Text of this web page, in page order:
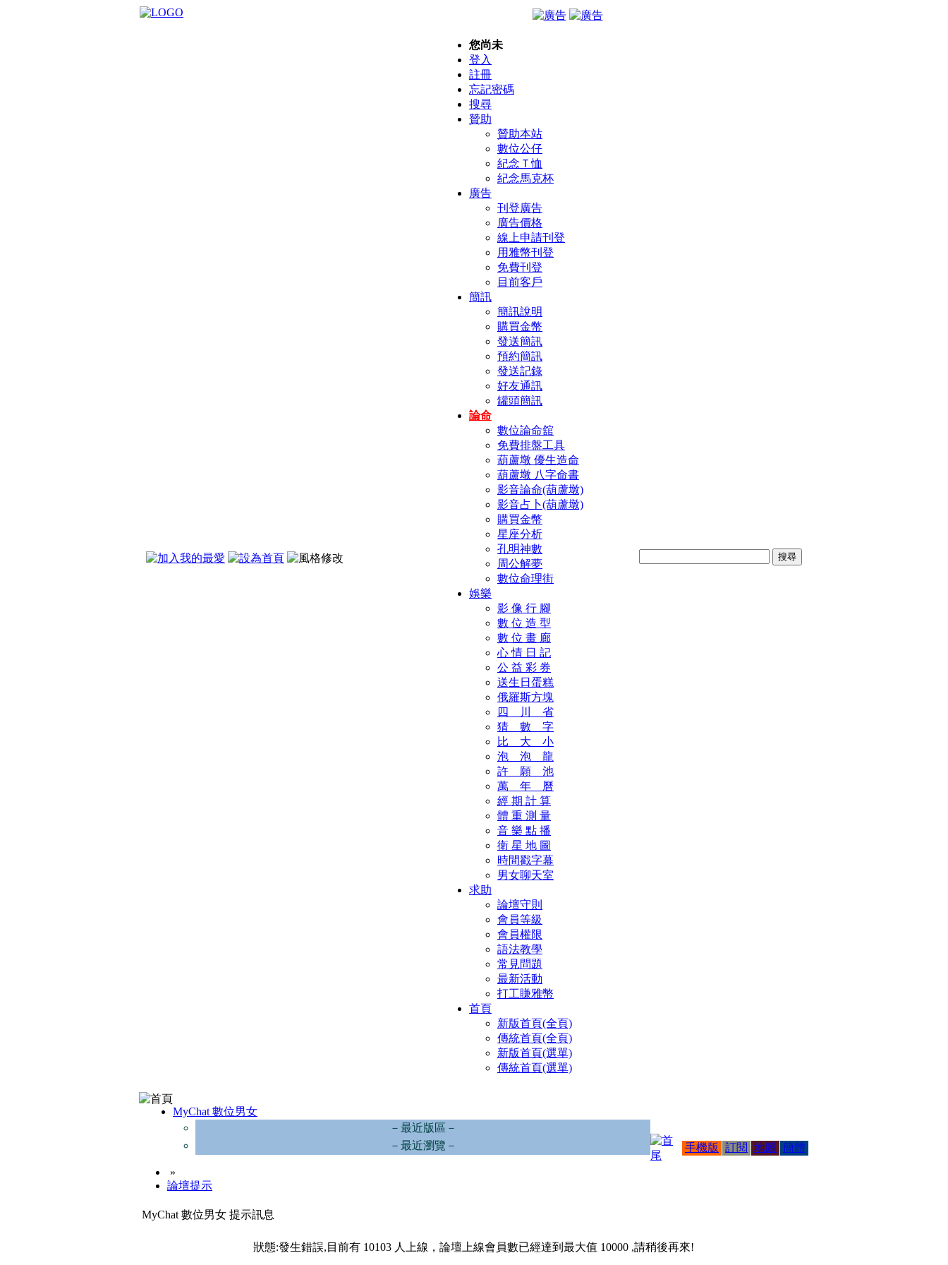
您尚未
登入
註冊
忘記密碼
搜尋
贊助
贊助本站
數位公仔
紀念Ｔ恤
紀念馬克杯
廣告
刊登廣告
廣告價格
線上申請刊登
用雅幣刊登
免費刊登
目前客戶
簡訊
簡訊說明
購買金幣
發送簡訊
預約簡訊
發送記錄
好友通訊
罐頭簡訊
論命
數位論命舘
免費排盤工具
葫蘆墩 優生造命
葫蘆墩 八字命書
影音論命(葫蘆墩)
影音占卜(葫蘆墩)
購買金幣
星座分析
孔明神數
周公解夢
數位命理街
娛樂
影 像 行 腳
數 位 造 型
數 位 畫 廊
心 情 日 記
公 益 彩 券
送生日蛋糕
俄羅斯方塊
四 川 省
猜 數 字
比 大 小
泡 泡 龍
許 願 池
萬 年 曆
經 期 計 算
體 重 測 量
音 樂 點 播
衛 星 地 圖
時間戳字幕
男女聊天室
求助
論壇守則
會員等級
會員權限
語法教學
常見問題
最新活動
打工賺雅幣
首頁
新版首頁(全頁)
傳統首頁(全頁)
新版首頁(選單)
傳統首頁(選單)
MyChat 數位男女
－最近版區－
－最近瀏覽－
»
論壇提示
手機版 訂閱 地圖 簡體
MyChat 數位男女 提示訊息
狀態:發生錯誤,目前有 10103 人上線，論壇上線會員數已經達到最大值 10000 ,請稍後再來!